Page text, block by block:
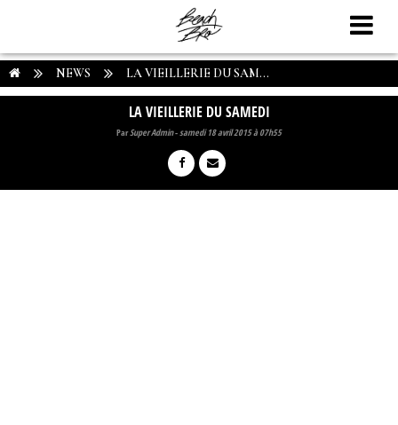
NEWS LA VIEILLERIE DU SAM...
LA VIEILLERIE DU SAMEDI
ParSuper Admin-samedi 18 avril 2015 à 07h55